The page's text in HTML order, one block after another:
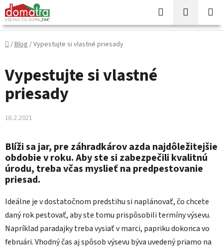
Prejsť
na
obsah
Hľadať
KOŠÍK
Domov
/Blog /Vypestujte si vlastné priesady
Vypestujte si vlastné
priesady
18.2.2021
Blíži sa jar, pre záhradkárov azda najdôležitejšie
obdobie v roku. Aby ste si zabezpečili kvalitnú
úrodu, treba včas myslieť na predpestovanie
priesad.
Ideálne je v dostatočnom predstihu si naplánovať, čo chcete
daný rok pestovať, aby ste tomu prispôsobili termíny výsevu.
Napríklad paradajky treba vysiať v marci, papriku dokonca vo
februári. Vhodný čas aj spôsob výsevu býva uvedený priamo na